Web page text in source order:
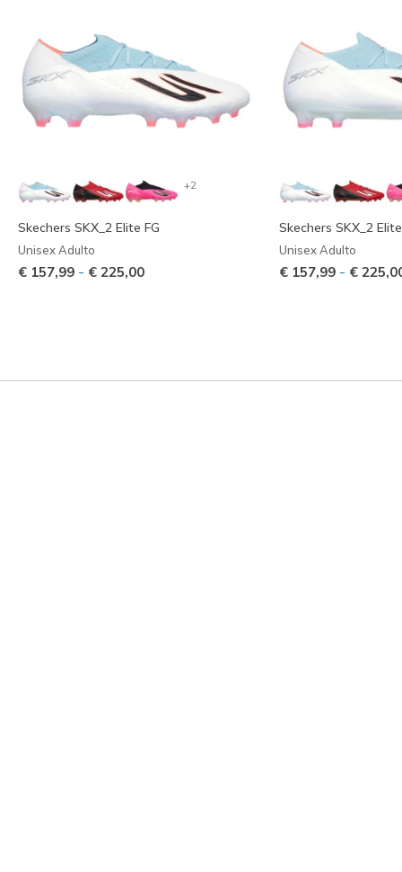
+2
Skechers SKX_2 Elite FG
Unisex Adulto
€ 157,99 - € 225,00
Skechers SKX_2
Unisex Adulto
€ 157,99 - €